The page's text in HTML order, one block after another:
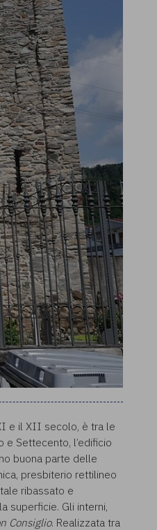
e il XII secolo, è tra le
Settecento, l’edificio
buona parte delle
presbiterio rettilineo
ribassato e
superficie. Gli interni,
Consiglio. Realizzata tra